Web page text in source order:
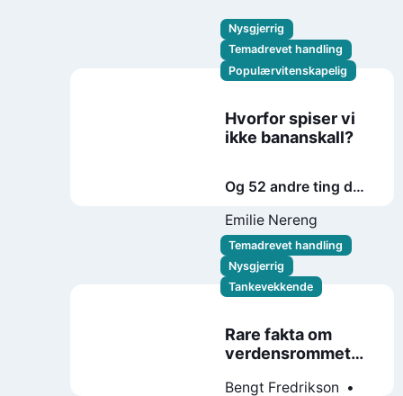
Nysgjerrig
Temadrevet handling
Populærvitenskapelig
Hvorfor spiser vi
ikke bananskall?
Og 52 andre ting du
Emilie Nereng
Temadrevet handling
Nysgjerrig
Tankevekkende
Rare fakta om
verdensrommet
Bengt Fredrikson